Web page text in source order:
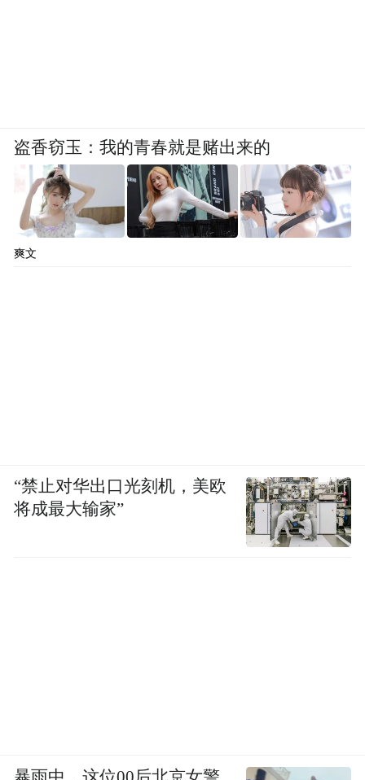
盗香窃玉：我的青春就是赌出来的
爽文
“禁止对华出口光刻机，美欧
将成最大输家”